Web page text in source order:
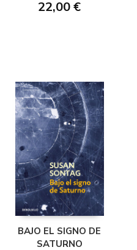
22,00 €
BAJO EL SIGNO DE
SATURNO